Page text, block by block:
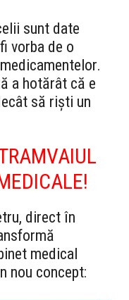
sunt date
vorba de o
a hotărât că e
să riști un
direct în
medical
nou concept: